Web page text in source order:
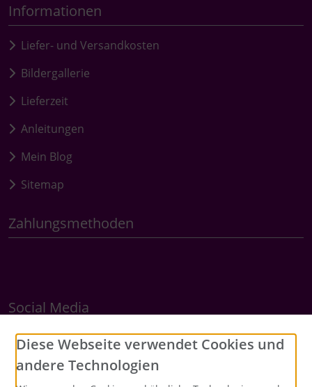
Informationen
Liefer- und Versandkosten
Bildergallerie
Lieferzeit
Anleitungen
Mein Blog
Sitemap
Zahlungsmethoden
Social Media
Diese Webseite verwendet Cookies und
andere Technologien